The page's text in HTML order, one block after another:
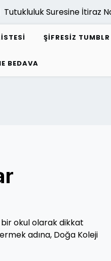
Suresine İtiraz Nasil
ŞIFRESIZ
BEDAVA
okul olarak dikkat
adına, Doğa Koleji